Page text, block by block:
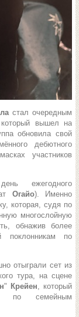
стал очередным
который вышел на
обновила свой
дебютного
участников
ежегодного
Огайо). Именно
которая, судя по
многослойную
обнажив более
поклонникам по
отыграли сет из
тура, на сцене
" Крейен, который
по семейным